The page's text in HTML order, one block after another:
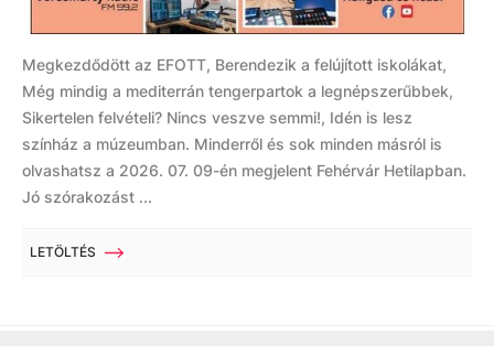
Megkezdődött az EFOTT, Berendezik a felújított iskolákat,
Még mindig a mediterrán tengerpartok a legnépszerűbbek,
Sikertelen felvételi? Nincs veszve semmi!, Idén is lesz
színház a múzeumban. Minderről és sok minden másról is
olvashatsz a 2026. 07. 09-én megjelent Fehérvár Hetilapban.
Jó szórakozást ...
LETÖLTÉS